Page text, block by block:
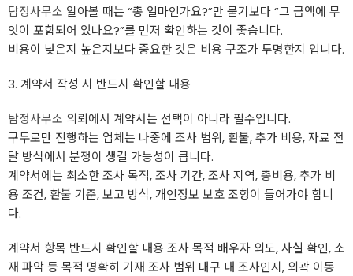
탐정사무소 알아볼 때는 “총 얼마인가요?”만 묻기보다 “그 금액에 무
엇이 포함되어 있나요?”를 먼저 확인하는 것이 좋습니다.
비용이 낮은지 높은지보다 중요한 것은 비용 구조가 투명한지 입니다.
3. 계약서 작성 시 반드시 확인할 내용
탐정사무소 의뢰에서 계약서는 선택이 아니라 필수입니다.
구두로만 진행하는 업체는 나중에 조사 범위, 환불, 추가 비용, 자료 전
달 방식에서 분쟁이 생길 가능성이 큽니다.
계약서에는 최소한 조사 목적, 조사 기간, 조사 지역, 총비용, 추가 비
용 조건, 환불 기준, 보고 방식, 개인정보 보호 조항이 들어가야 합니
다.
계약서 항목 반드시 확인할 내용 조사 목적 배우자 외도, 사실 확인, 소
재 파악 등 목적 명확히 기재 조사 범위 대구 내 조사인지, 외곽 이동